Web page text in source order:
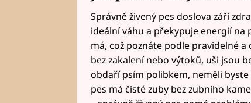
Správně živený pes doslova září
ideální váhu a překypuje energií na
má, což poznáte podle pravidelné
bez zakalení nebo výtoků, uši jsou
obdaří psím polibkem, neměli
pes má čisté zuby bez zubního